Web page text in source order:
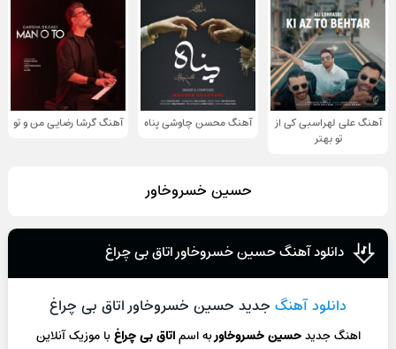
آهنگ علی لهراسبی کی از
تو ‌بهتر
آهنگ محسن چاوشی پناه آهنگ گرشا رضایی من و تو
حسین خسروخاور
دانلود آهنگ حسین خسروخاور اتاق بی چراغ
دانلود آهنگ جدید حسین خسروخاور اتاق بی چراغ
اهنگ جدیدحسین خسروخاوربه اسماتاق بی چراغبا موزیک آنلاین